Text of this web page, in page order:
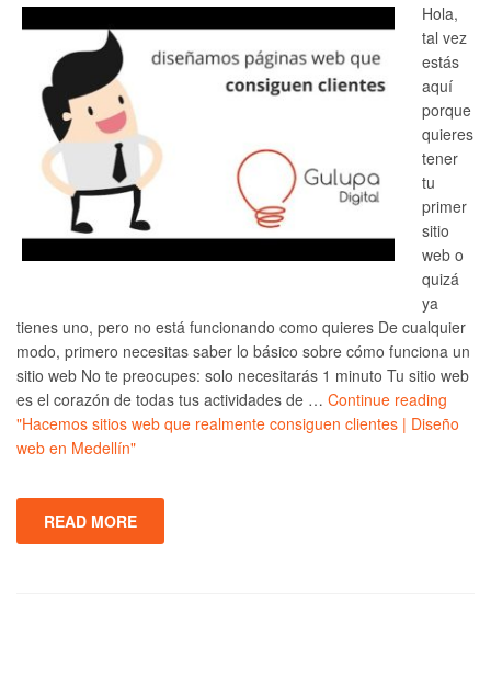
Hola,
tal vez
estás
aquí
porque
quieres
tener
tu
primer
sitio
web o
quizá
ya
tienes uno, pero no está funcionando como quieres De cualquier
modo, primero necesitas saber lo básico sobre cómo funciona un
sitio web No te preocupes: solo necesitarás 1 minuto Tu sitio web
es el corazón de todas tus actividades de … Continue reading
"Hacemos sitios web que realmente consiguen clientes | Diseño
web en Medellín"
READ MORE